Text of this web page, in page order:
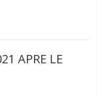
APRE LE